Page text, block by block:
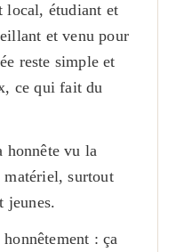
local, étudiant et
et venu pour
reste simple et
ce qui fait du
honnête vu la
surtout
jeunes.
: ça